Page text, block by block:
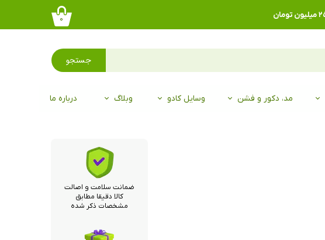
۰
جستجو
مد، دکور و فشن وسایل کادو وبلاگ درباره ما
ضمانت سلامت و اصالت
کالا دقیقا مطابق
مشخصات ذکر شده